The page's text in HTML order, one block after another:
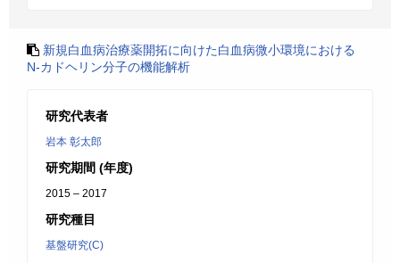
新規白血病治療薬開拓に向けた白血病微小環境における
N-カドヘリン分子の機能解析
研究代表者
岩本 彰太郎
研究期間 (年度)
2015 – 2017
研究種目
基盤研究(C)